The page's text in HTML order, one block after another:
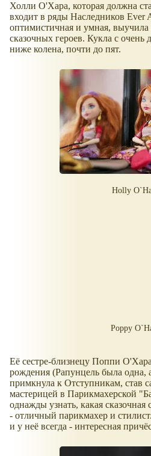
Холли О'Хара, которая должна
входит в ряды Наследников Ever
оптимистичная и умная, выучила
сказочных героев. Кукла с
ниже колена, почти до пят.
Holly
Poppy
Её сестре-близнецу Поппи О'Хара
рождения (Рапунцель была одна,
примкнула к Отступникам, став
мастерицей в Парикмахерской
однажды узнать, какая сказочная
- отличный парикмахер и
и у неё всегда - интересная